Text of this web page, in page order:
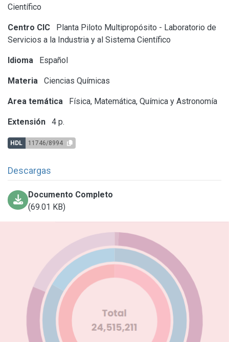
Científico
Centro CIC
Planta Piloto Multipropósito - Laboratorio de
Servicios a la Industria y al Sistema Científico
Idioma Español
Materia Ciencias Químicas
Area temática Física, Matemática, Química y Astronomía
Extensión 4 p.
HDL 11746/8994
Descargas
Documento Completo
(69.01 KB)